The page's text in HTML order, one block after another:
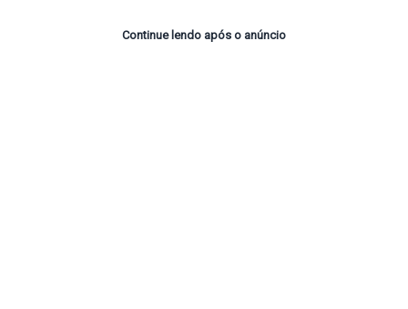
Continue lendo após o anúncio